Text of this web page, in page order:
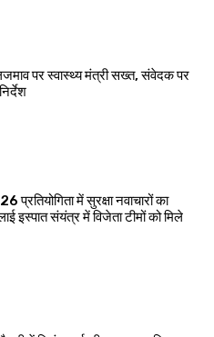
पर स्वास्थ्य मंत्री सख्त, संवेदक पर
प्रतियोगिता में सुरक्षा नवाचारों का
इस्पात संयंत्र में विजेता टीमों को मिले